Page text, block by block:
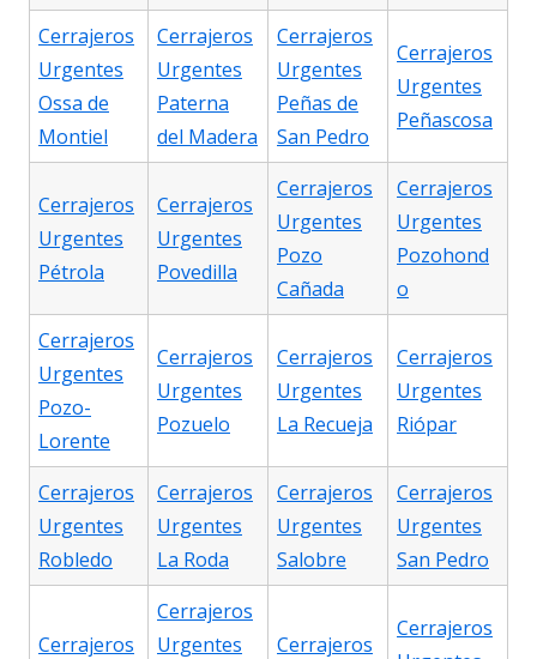
Cerrajeros
Urgentes
Ossa de
Montiel
Cerrajeros
Urgentes
Paterna
del Madera
Cerrajeros
Urgentes
Peñas de
San Pedro
Cerrajeros
Urgentes
Peñascosa
Cerrajeros
Urgentes
Pétrola
Cerrajeros
Urgentes
Povedilla
Cerrajeros
Urgentes
Pozo
Cañada
Cerrajeros
Urgentes
Pozohond
o
Cerrajeros
Urgentes
Pozo-
Lorente
Cerrajeros
Urgentes
Pozuelo
Cerrajeros
Urgentes
La Recueja
Cerrajeros
Urgentes
Riópar
Cerrajeros
Urgentes
Robledo
Cerrajeros
Urgentes
La Roda
Cerrajeros
Urgentes
Salobre
Cerrajeros
Urgentes
San Pedro
Cerrajeros
Cerrajeros
Urgentes
Cerrajeros
Cerrajeros